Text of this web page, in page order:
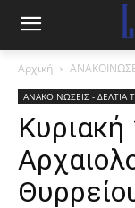
Αρχική
ΑΝΑΚΟΙΝΩΣΕΙΣ - ΔΕΛΤΙΑ